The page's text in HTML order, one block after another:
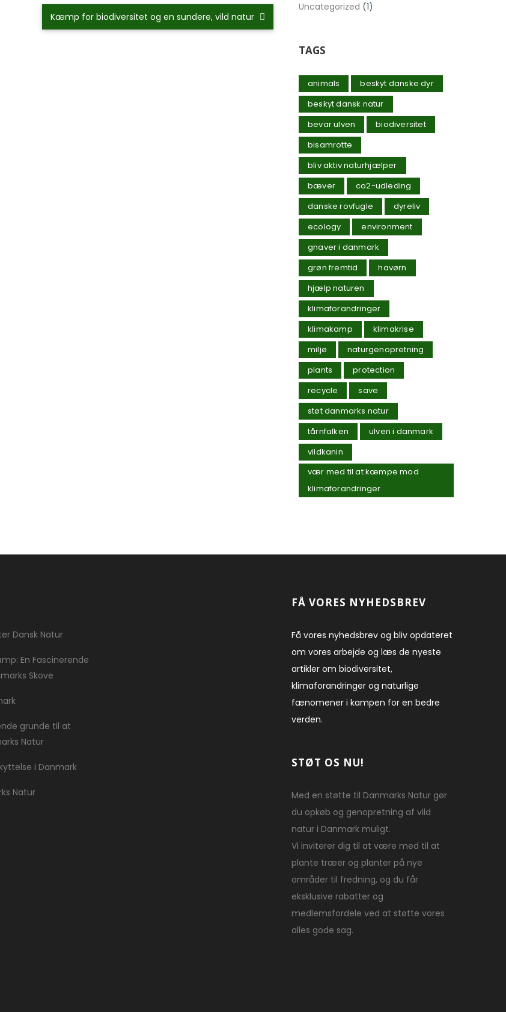
Kæmp for biodiversitet og en sundere, vild natur
Uncategorized (1)
TAGS
animals
beskyt danske dyr
beskyt dansk natur
bevar ulven
biodiversitet
bisamrotte
bliv aktiv naturhjælper
bæver
co2-udleding
danske rovfugle
dyreliv
ecology
environment
gnaver i danmark
grøn fremtid
havørn
hjælp naturen
klimaforandringer
klimakamp
klimakrise
miljø
naturgenopretning
plants
protection
recycle
save
støt danmarks natur
tårnfalken
ulven i danmark
vildkanin
vær med til at kæmpe mod
klimaforandringer
Dansk Natur
En Fascinerende
Skove
grunde til at
Natur
i Danmark
Natur
FÅ VORES NYHEDSBREV
Få vores nyhedsbrev og bliv opdateret
om vores arbejde og læs de nyeste
artikler om biodiversitet,
klimaforandringer og naturlige
fænomener i kampen for en bedre
verden.
STØT OS NU!
Med en støtte til Danmarks Natur gør
du opkøb og genopretning af vild
natur i Danmark muligt.
Vi inviterer dig til at være med til at
plante træer og planter på nye
områder til fredning, og du får
eksklusive rabatter og
medlemsfordele ved at støtte vores
alles gode sag.